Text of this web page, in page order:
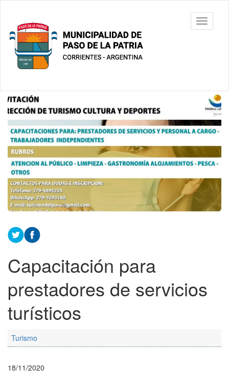
contenido
principal
Municipalidad
de Paso De
La Patria
barra
Contenido
principal
Capacitación para
prestadores de servicios
turísticos
Turismo
18/11/2020